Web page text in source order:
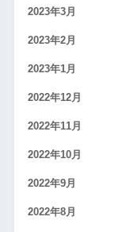
2023年3月
2023年2月
2023年1月
2022年12月
2022年11月
2022年10月
2022年9月
2022年8月